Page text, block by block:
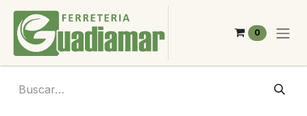
Ir al contenido
0